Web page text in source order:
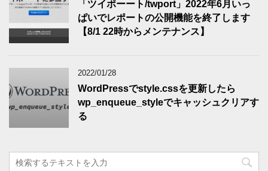
「ツイポーート/twport」2022年6月いっ
ぱいでレポートの公開機能を終了します
【8/1 22時からメンテナンス】
2022/01/28
WordPressでstyle.cssを更新したら
wp_enqueue_styleでキャッシュクリアす
る